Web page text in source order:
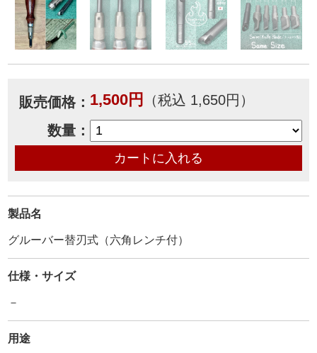
販売価格： 1,500円
（税込 1,650円）
数量：
製品名
グルーバー替刃式（六角レンチ付）
仕様・サイズ
－
用途